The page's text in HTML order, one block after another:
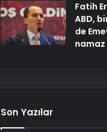
Fatih
ABD,
de
namaz
Son Yazılar